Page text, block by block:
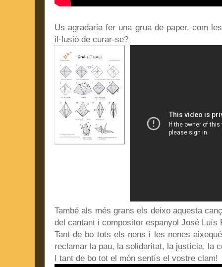
Us agradaria fer una grua de paper, com
il·lusió de curar-se?
També als més grans els deixo aquesta
del cantant i compositor espanyol José Luís
Tant de bo tots els nens i les nenes
reclamar la pau, la solidaritat, la justícia, la
I tant de bo tot el món sentís el vostre clam!